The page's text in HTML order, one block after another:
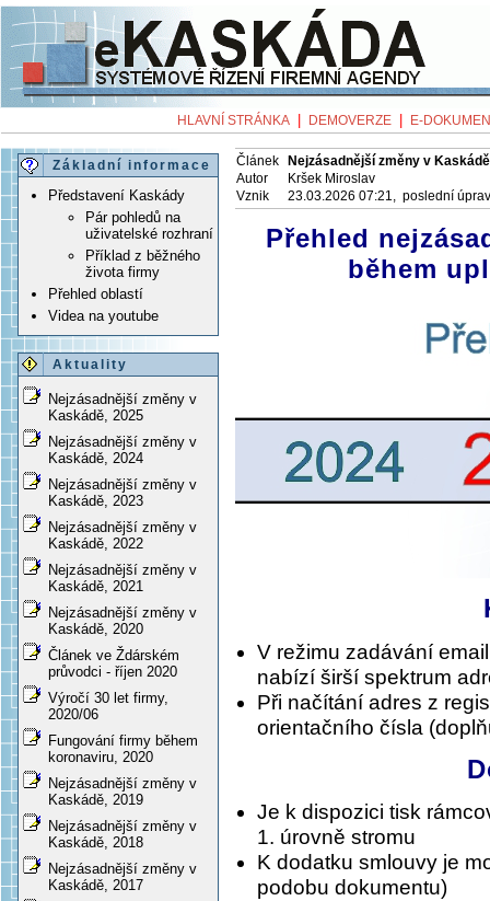
HLAVNÍ STRÁNKA DEMOVERZE E-
Základní informace
Představení Kaskády
Pár pohledů na
uživatelské rozhraní
Příklad z běžného
života firmy
Přehled oblastí
Videa na youtube
Aktuality
Nejzásadnější změny v
Kaskádě, 2025
Nejzásadnější změny v
Kaskádě, 2024
Nejzásadnější změny v
Kaskádě, 2023
Nejzásadnější změny v
Kaskádě, 2022
Nejzásadnější změny v
Kaskádě, 2021
Nejzásadnější změny v
Kaskádě, 2020
Článek ve Ždárském
průvodci - říjen 2020
Výročí 30 let firmy,
2020/06
Fungování firmy během
koronaviru, 2020
Nejzásadnější změny v
Kaskádě, 2019
Nejzásadnější změny v
Kaskádě, 2018
Nejzásadnější změny v
Kaskádě, 2017
Článek
Nejzásadnější změny v
Autor
Kršek Miroslav
Vznik
23.03.2026 07:21, poslední
Přehled
během
V režimu zadávání
nabízí širší spektrum
Při načítání adres z
orientačního čísla
Je k dispozici tisk
1. úrovně stromu
K dodatku smlouvy je
podobu dokumentu)